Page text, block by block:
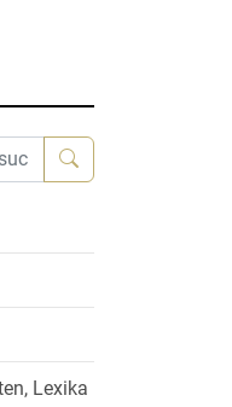
Lexika